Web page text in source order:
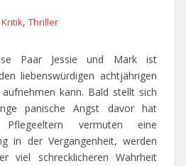
Kritik, Thriller
Paar Jessie und Mark ist
liebenswürdigen achtjährigen
kann. Bald stellt sich
panische Angst davor hat
vermuten eine
in der Vergangenheit, werden
viel schrecklicheren Wahrheit